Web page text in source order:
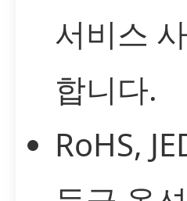
서비스
합니다.
RoHS,